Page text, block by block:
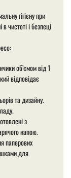
гігієну при
чистоті і безпеці
об’ємом від 1
відповідає
та дизайну.
з
напою.
паперових
для